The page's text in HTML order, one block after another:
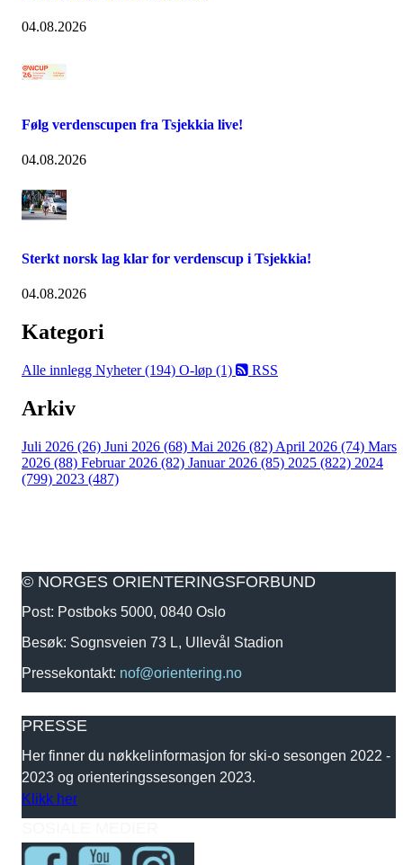
04.08.2026
Følg verdenscupen fra Tsjekkia live!
04.08.2026
Sterkt norsk lag klar for verdenscup i Tsjekkia!
04.08.2026
Kategori
Alle innlegg Nyheter (194) O-løp (1) RSS
Arkiv
Juli 2026 (26) Juni 2026 (68) Mai 2026 (82) April 2026 (74) Mars
2026 (88) Februar 2026 (82) Januar 2026 (85) 2025 (822) 2024
(799) 2023 (487)
© NORGES ORIENTERINGSFORBUND
Post: Postboks 5000, 0840 Oslo
Besøk: Sognsveien 73 L, Ullevål Stadion
Pressekontakt: nof@orientering.no
PRESSE
Her finner du nøkkelinformasjon for ski-o sesongen 2022 -
2023 og orienteringssesongen 2023.
Klikk her